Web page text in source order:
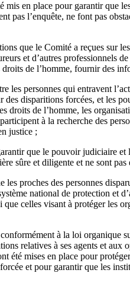
mis en place pour garantir que
pas l’enquête, ne font pas
que le Comité a reçues sur
et d’autres professionnels
droits de l’homme, fournir des
les personnes qui entravent
des disparitions forcées, et les
droits de l’homme, les
à la recherche des
justice ;
que le pouvoir judiciaire
sûre et diligente et ne sont pas
les proches des personnes
national de protection et
que celles visant à protéger les
à la loi organique
relatives à ses agents et aux
été mises en place pour
et pour garantir que les